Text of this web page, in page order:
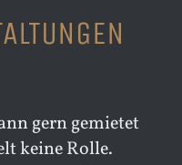
gern gemietet
keine Rolle.